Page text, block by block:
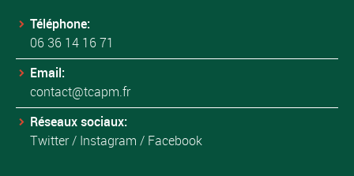
Téléphone:
06 36 14 16 71
Email:
contact@tcapm.fr
Réseaux sociaux:
Twitter/ Instagram / Facebook